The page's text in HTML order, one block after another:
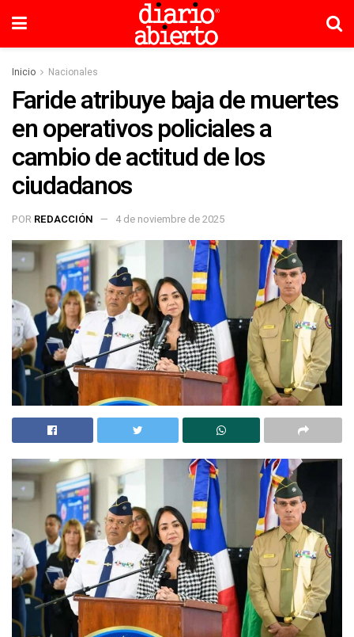
Inicio Nacionales
Faride atribuye baja de muertes
en operativos policiales a
cambio de actitud de los
ciudadanos
POR REDACCIÓN 4 de noviembre de 2025